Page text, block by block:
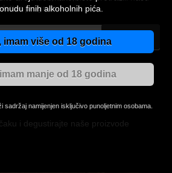
program.
i degustirajte naše proizvode
finih alkoholnih pića.
imam više od 18 godina
imam manje od 18 godina
sadržaj namijenjen isključivo punoljetnim osobama.